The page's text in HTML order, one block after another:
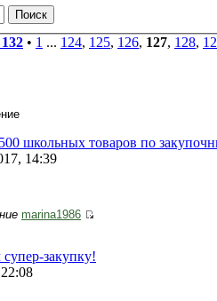
132 • 1 ... 124, 125, 126, 127, 128,
школьных товаров по
14:39
marina1986
закупку!